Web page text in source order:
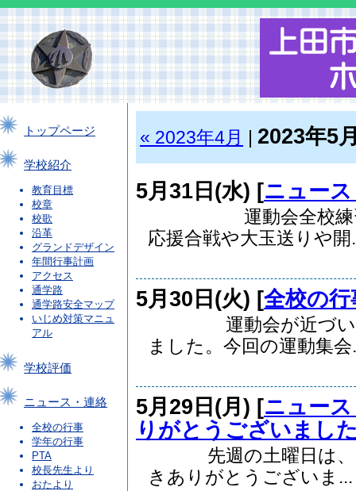
トップページ
学校紹介
教育目標
校章
校歌
沿革
グランドデザイン
年間行事計画
アクセス
通学路
通学路安全マップ
いじめ対策マニュ
アル
学校評価
ニュース・連絡
全校の行事
学年の行事
PTA
校長先生より
おたより
« 2023年4月 2023年5
5月31日(水) [ニュー
運動会全校練習が
応援合戦や大玉送りや開
5月30日(火) [全校の行
運動会が近づいて
ました。今回の運動集会
5月29日(月) [ニュー
りがとうございまし
先週の土曜日は、
きありがとうございま...